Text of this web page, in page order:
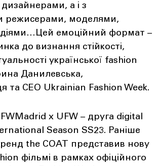
а і з
режисерами, моделями,
емоційний формат –
до визнання стійкості,
української fashion
Данилевська,
та CEO Ukrainian Fashion Week.
x UFW – друга digital
Season SS23. Раніше
the COAT представив нову
фільмі в рамках офіційного